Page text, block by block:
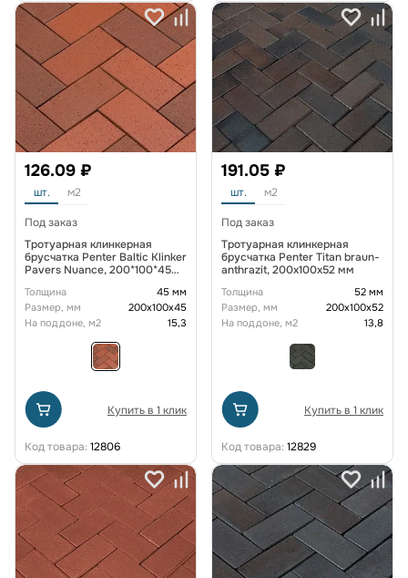
126.09 ₽
шт. м2
Под заказ
Тротуарная клинкерная
брусчатка Penter Baltic Klinker
Pavers Nuance, 200*100*45
Толщина
45 мм
Размер, мм
200х100х45
На поддоне, м2
15,3
Купить в 1 клик
Код товара: 12806
191.05 ₽
шт. м2
Под заказ
Тротуарная клинкерная
брусчатка Penter Titan braun-
anthrazit, 200x100x52 мм
Толщина
52 мм
Размер, мм
200х100х52
На поддоне, м2
13,8
Купить в 1 клик
Код товара: 12829